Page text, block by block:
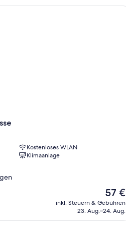
Kostenloses WLAN
Klimaanlage
Der
Preis
beträgt
57 €
inkl. Steuern & Gebühren
23. Aug.–24. Aug.